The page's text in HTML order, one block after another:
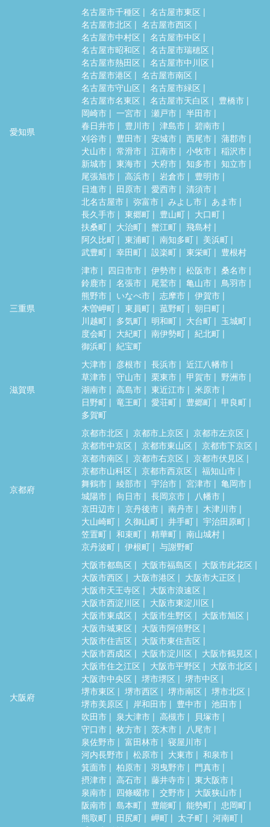
愛知県
名古屋市千種区
名古屋市東区
名古屋市北区
名古屋市西区
名古屋市中村区
名古屋市中区
名古屋市昭和区
名古屋市瑞穂区
名古屋市熱田区
名古屋市中川区
名古屋市港区
名古屋市南区
名古屋市守山区
名古屋市緑区
名古屋市名東区
名古屋市天白区
豊橋市
岡崎市
一宮市 瀬戸市
半田市
春日井市
豊川市 津島市
碧南市
刈谷市
豊田市 安城市 西尾市
蒲郡市
犬山市
常滑市 江南市 小牧市
稲沢市
新城市
東海市 大府市 知多市
知立市
尾張旭市
高浜市 岩倉市
豊明市
日進市
田原市 愛西市
清須市
北名古屋市
弥富市 みよし市
あま市
長久手市
東郷町 豊山町
大口町
扶桑町
大治町 蟹江町
飛島村
阿久比町
東浦町 南知多町
美浜町
武豊町
幸田町 設楽町 東栄町 豊根村
三重県
津市 四日市市 伊勢市 松阪市
桑名市
鈴鹿市
名張市 尾鷲市 亀山市
鳥羽市
熊野市
いなべ市 志摩市
伊賀市
木曽岬町
東員町 菰野町
朝日町
川越町
多気町 明和町 大台町
玉城町
度会町
大紀町 南伊勢町
紀北町
御浜町
紀宝町
滋賀県
大津市 彦根市 長浜市
近江八幡市
草津市
守山市 栗東市 甲賀市
野洲市
湖南市
高島市 東近江市
米原市
日野町
竜王町 愛荘町 豊郷町
甲良町
多賀町
京都府
京都市北区 京都市上京区
京都市左京区
京都市中京区
京都市東山区
京都市下京区
京都市南区
京都市右京区
京都市伏見区
京都市山科区
京都市西京区
福知山市
舞鶴市
綾部市 宇治市 宮津市
亀岡市
城陽市
向日市 長岡京市
八幡市
京田辺市
京丹後市 南丹市
木津川市
大山崎町
久御山町 井手町
宇治田原町
笠置町
和束町 精華町
南山城村
京丹波町
伊根町 与謝野町
大阪府
大阪市都島区 大阪市福島区
大阪市此花区
大阪市西区
大阪市港区
大阪市大正区
大阪市天王寺区
大阪市浪速区
大阪市西淀川区
大阪市東淀川区
大阪市東成区
大阪市生野区
大阪市旭区
大阪市城東区
大阪市阿倍野区
大阪市住吉区
大阪市東住吉区
大阪市西成区
大阪市淀川区
大阪市鶴見区
大阪市住之江区
大阪市平野区
大阪市北区
大阪市中央区
堺市堺区
堺市中区
堺市東区
堺市西区 堺市南区
堺市北区
堺市美原区
岸和田市 豊中市
池田市
吹田市
泉大津市 高槻市
貝塚市
守口市
枚方市 茨木市
八尾市
泉佐野市
富田林市
寝屋川市
河内長野市
松原市 大東市
和泉市
箕面市
柏原市 羽曳野市
門真市
摂津市
高石市 藤井寺市
東大阪市
泉南市
四條畷市 交野市
大阪狭山市
阪南市
島本町 豊能町 能勢町
忠岡町
熊取町
田尻町 岬町 太子町
河南町